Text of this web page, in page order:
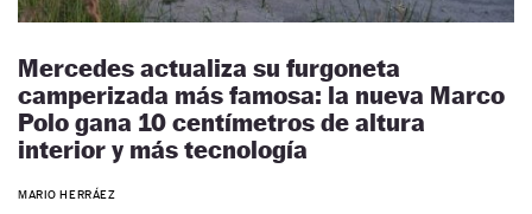
Mercedes actualiza su furgoneta
camperizada más famosa: la nueva Marco
Polo gana 10 centímetros de altura
interior y más tecnología
MARIO HERRÁEZ